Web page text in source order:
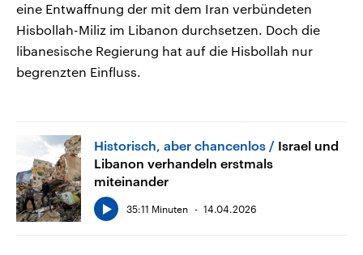
eine Entwaffnung der mit dem Iran verbündeten
Hisbollah-Miliz im Libanon durchsetzen. Doch die
libanesische Regierung hat auf die Hisbollah nur
begrenzten Einfluss.
Historisch, aber chancenlos
Israel und
Libanon verhandeln erstmals
miteinander
35:11 Minuten 14.04.2026